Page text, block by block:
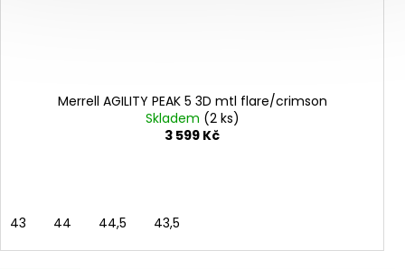
Merrell AGILITY PEAK 5 3D mtl flare/crimson
Skladem (2 ks)
3 599 Kč
43 44 44,5 43,5